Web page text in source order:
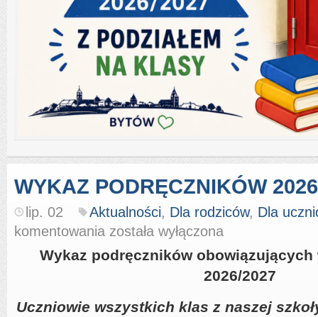
WYKAZ PODRĘCZNIKÓW
lip. 02 Aktualności, Dla rodziców, Dla
komentowania WYKAZ
PODRĘCZNIKÓW
2026/2027
została wyłączona
Wykaz podręczników
2026/2027
Uczniowie wszystkich klas z naszej